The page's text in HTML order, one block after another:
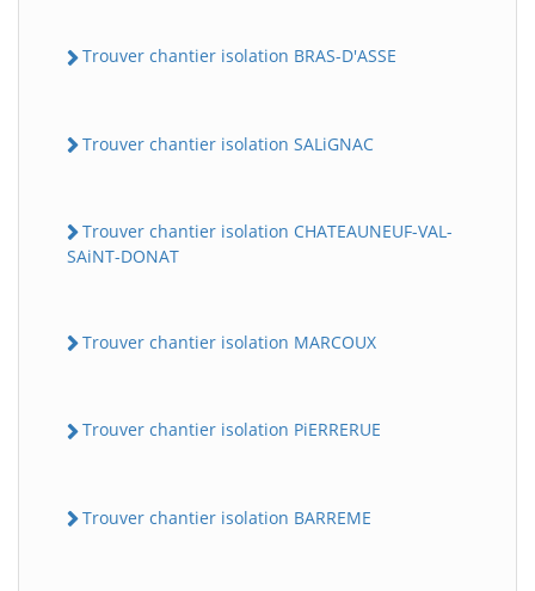
Trouver chantier isolation BRAS-D'ASSE
Trouver chantier isolation SALiGNAC
Trouver chantier isolation CHATEAUNEUF-VAL-
SAiNT-DONAT
Trouver chantier isolation MARCOUX
Trouver chantier isolation PiERRERUE
Trouver chantier isolation BARREME